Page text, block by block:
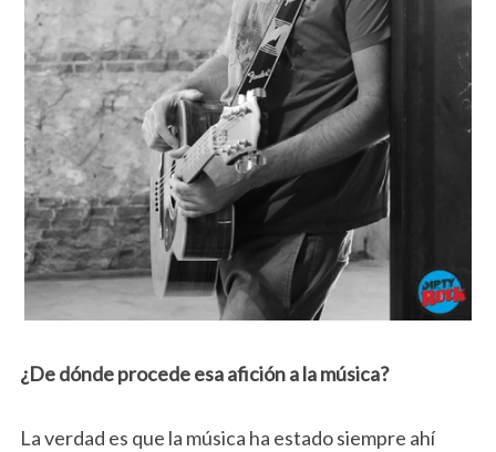
¿De dónde procede esa afición a la música?
La verdad es que la música ha estado siempre ahí